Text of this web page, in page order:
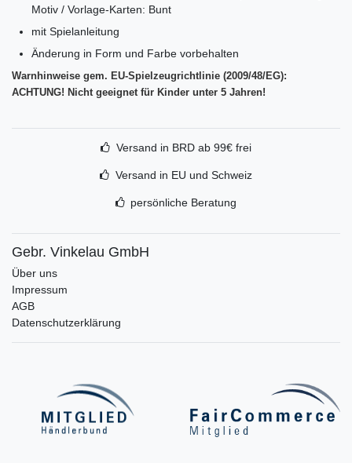
Motiv / Vorlage-Karten: Bunt
mit Spielanleitung
Änderung in Form und Farbe vorbehalten
Warnhinweise gem. EU-Spielzeugrichtlinie (2009/48/EG):
ACHTUNG! Nicht geeignet für Kinder unter 5 Jahren!
Versand in BRD ab 99€ frei
Versand in EU und Schweiz
persönliche Beratung
Gebr. Vinkelau GmbH
Über uns
Impressum
AGB
Datenschutzerklärung